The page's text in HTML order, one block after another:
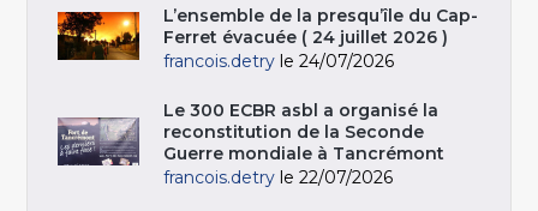
L’ensemble de la presqu’île du Cap-
Ferret évacuée ( 24 juillet 2026 )
francois.detry le 24/07/2026
Le 300 ECBR asbl a organisé la
reconstitution de la Seconde
Guerre mondiale à Tancrémont
francois.detry le 22/07/2026